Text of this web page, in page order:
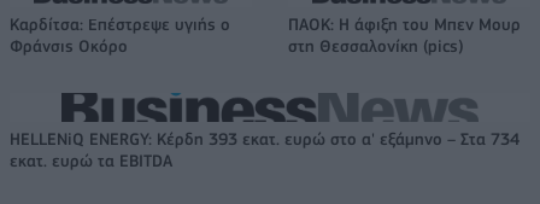
Καρδίτσα: Επέστρεψε υγιής ο
Φράνσις Οκόρο
ΠΑΟΚ: Η άφιξη του Μπεν Μουρ
στη Θεσσαλονίκη (pics)
HELLENiQ ENERGY: Κέρδη 393 εκατ. ευρώ στο α' εξάμηνο – Στα 734
εκατ. ευρώ τα EBITDA